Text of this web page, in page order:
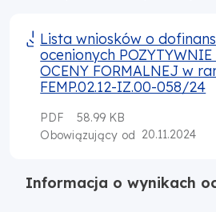
Lista wniosków o
ocenionych
OCENY FORMALNEJ w
FEMP.02.12-IZ.00-058/24
PDF
58.99 KB
Obowiązujący od 20.11.2024
Informacja o wynikach